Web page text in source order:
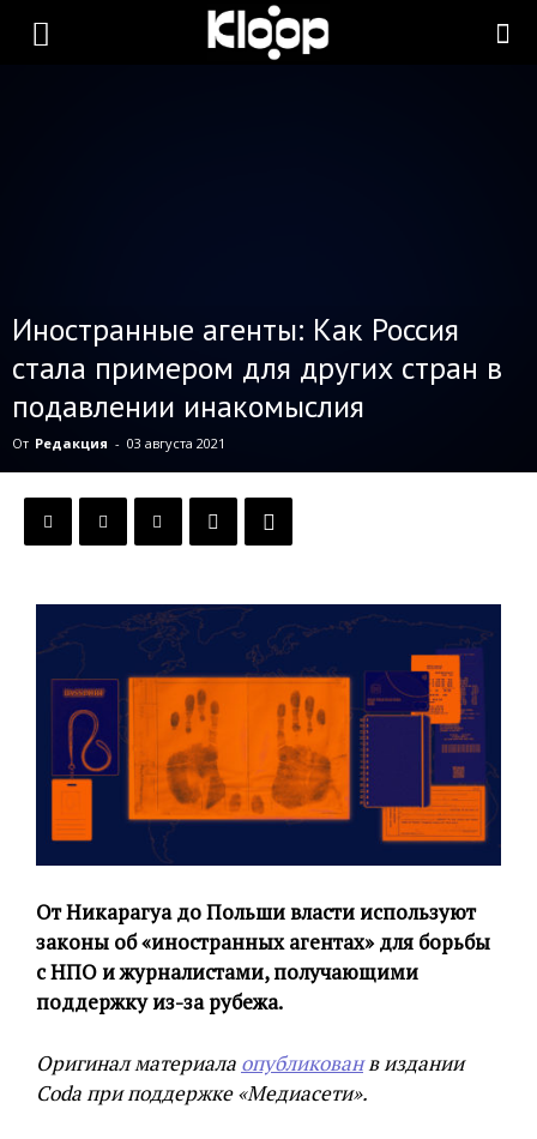
KLOOP.KG
Кыргызстана
Иностранные агенты: Как Россия
стала примером для других стран в
подавлении инакомыслия
От Редакция - 03 августа 2021
От Никарагуа до Польши власти используют
законы об «иностранных агентах» для борьбы
с НПО и журналистами, получающими
поддержку из-за рубежа.
Оригинал материала опубликованв издании
Coda при поддержке «Медиасети».